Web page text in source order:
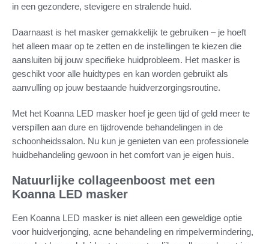
in een gezondere, stevigere en stralende huid.
Daarnaast is het masker gemakkelijk te gebruiken – je hoeft
het alleen maar op te zetten en de instellingen te kiezen die
aansluiten bij jouw specifieke huidprobleem. Het masker is
geschikt voor alle huidtypes en kan worden gebruikt als
aanvulling op jouw bestaande huidverzorgingsroutine.
Met het Koanna LED masker hoef je geen tijd of geld meer te
verspillen aan dure en tijdrovende behandelingen in de
schoonheidssalon. Nu kun je genieten van een professionele
huidbehandeling gewoon in het comfort van je eigen huis.
Natuurlijke collageenboost met een
Koanna LED masker
Een Koanna LED masker is niet alleen een geweldige optie
voor huidverjonging, acne behandeling en rimpelvermindering,